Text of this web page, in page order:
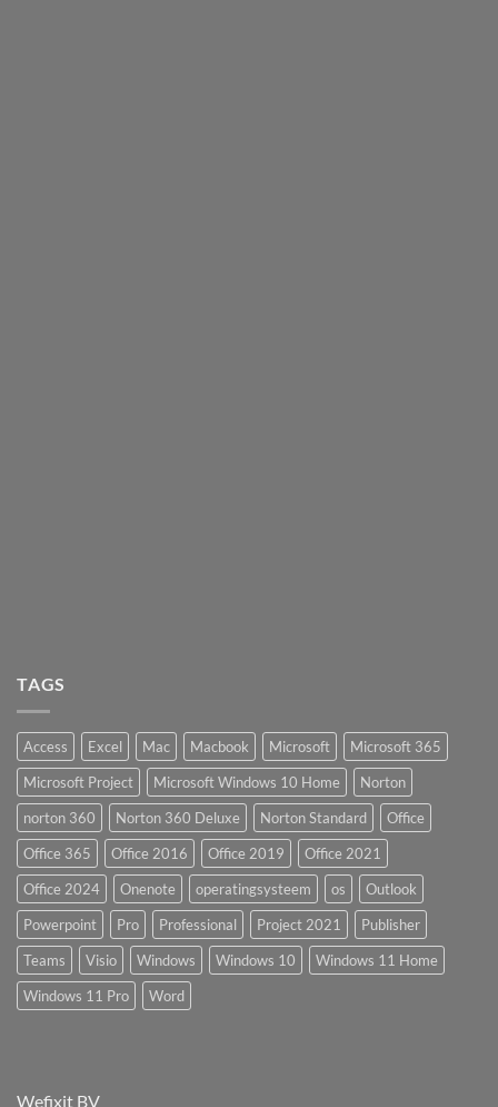
TAGS
Access Excel Mac Macbook Microsoft
Microsoft 365
Microsoft Project
Microsoft Windows 10 Home
Norton
norton 360
Norton 360 Deluxe Norton Standard
Office
Office 365
Office 2016 Office 2019
Office 2021
Office 2024
Onenote operatingsysteem os
Outlook
Powerpoint
Pro Professional Project 2021
Publisher
Teams
Visio Windows Windows 10
Windows 11 Home
Windows 11 Pro
Word
Wefixit BV